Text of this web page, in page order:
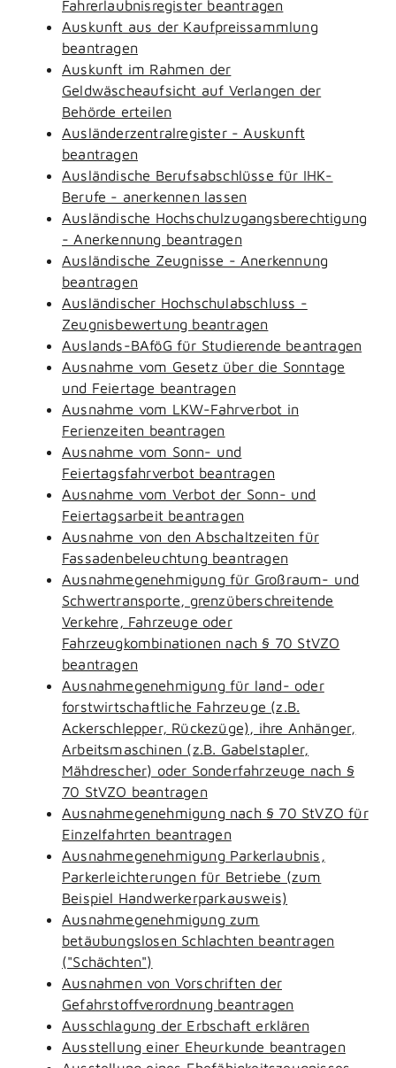
Fahrerlaubnisregister beantragen
Auskunft aus der Kaufpreissammlung
beantragen
Auskunft im Rahmen der
Geldwäscheaufsicht auf Verlangen der
Behörde erteilen
Ausländerzentralregister - Auskunft
beantragen
Ausländische Berufsabschlüsse für IHK-
Berufe - anerkennen lassen
Ausländische Hochschulzugangsberechtigung
- Anerkennung beantragen
Ausländische Zeugnisse - Anerkennung
beantragen
Ausländischer Hochschulabschluss -
Zeugnisbewertung beantragen
Auslands-BAföG für Studierende beantragen
Ausnahme vom Gesetz über die Sonntage
und Feiertage beantragen
Ausnahme vom LKW-Fahrverbot in
Ferienzeiten beantragen
Ausnahme vom Sonn- und
Feiertagsfahrverbot beantragen
Ausnahme vom Verbot der Sonn- und
Feiertagsarbeit beantragen
Ausnahme von den Abschaltzeiten für
Fassadenbeleuchtung beantragen
Ausnahmegenehmigung für Großraum- und
Schwertransporte, grenzüberschreitende
Verkehre, Fahrzeuge oder
Fahrzeugkombinationen nach § 70 StVZO
beantragen
Ausnahmegenehmigung für land- oder
forstwirtschaftliche Fahrzeuge (z.B.
Ackerschlepper, Rückezüge), ihre Anhänger,
Arbeitsmaschinen (z.B. Gabelstapler,
Mähdrescher) oder Sonderfahrzeuge nach §
70 StVZO beantragen
Ausnahmegenehmigung nach § 70 StVZO für
Einzelfahrten beantragen
Ausnahmegenehmigung Parkerlaubnis,
Parkerleichterungen für Betriebe (zum
Beispiel Handwerkerparkausweis)
Ausnahmegenehmigung zum
betäubungslosen Schlachten beantragen
("Schächten")
Ausnahmen von Vorschriften der
Gefahrstoffverordnung beantragen
Ausschlagung der Erbschaft erklären
Ausstellung einer Eheurkunde beantragen